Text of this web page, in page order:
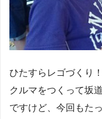
ひたすらレゴづくり
クルマをつくって坂
ですけど、今回もた